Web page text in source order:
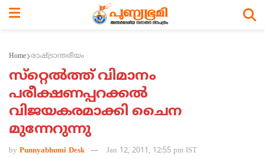
Home രാഷ്ട്രാന്തരീയം
സ്‌റ്റെല്‍ത്ത്‌ വിമാനം
പരീക്ഷണപ്പറക്കല്‍
വിജയകരമാക്കി ചൈന
മുന്നേറുന്നു
by Punnyabhumi Desk Jan 12, 2011, 12:55 pm IST